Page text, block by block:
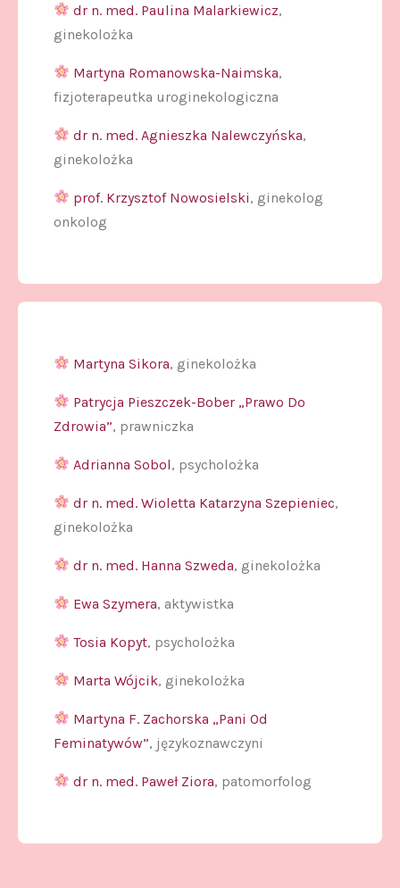
dr n. med. Paulina Malarkiewicz,
ginekolożka
Martyna Romanowska-Naimska,
fizjoterapeutka uroginekologiczna
dr n. med. Agnieszka Nalewczyńska,
ginekolożka
prof. Krzysztof Nowosielski, ginekolog
onkolog
Martyna Sikora, ginekolożka
Patrycja Pieszczek-Bober „Prawo Do
Zdrowia”, prawniczka
Adrianna Sobol, psycholożka
dr n. med. Wioletta Katarzyna Szepieniec,
ginekolożka
dr n. med. Hanna Szweda, ginekolożka
Ewa Szymera, aktywistka
Tosia Kopyt, psycholożka
Marta Wójcik, ginekolożka
Martyna F. Zachorska „Pani Od
Feminatywów”, językoznawczyni
dr n. med. Paweł Ziora, patomorfolog